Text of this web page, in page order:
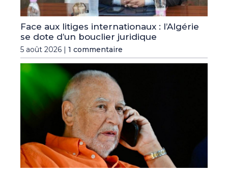
Face aux litiges internationaux : l’Algérie
se dote d’un bouclier juridique
5 août 2026 | 1 commentaire